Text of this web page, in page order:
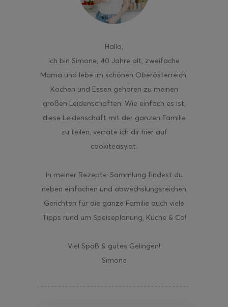
Hallo,
ich bin Simone, 40 Jahre alt, zweifache
Mama und lebe im schönen Oberösterreich.
Kochen und Essen gehören zu meinen
großen Leidenschaften. Wie einfach es ist,
diese Leidenschaft mit der ganzen Familie
zu teilen, verrate ich dir hier auf
cookiteasy.at.
In meiner Rezepte-Sammlung findest du
neben einfachen und abwechslungsreichen
Gerichten für die ganze Familie auch viele
Tipps rund um Speiseplanung, Küche & Co!
Viel Spaß & gutes Gelingen!
Simone